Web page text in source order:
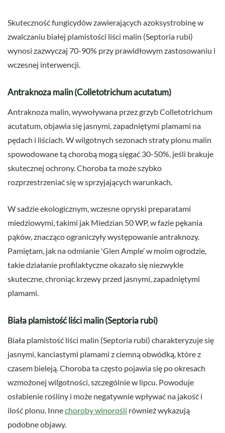
Skuteczność fungicydów zawierających azoksystrobinę w
zwalczaniu białej plamistości liści malin (Septoria rubi)
wynosi zazwyczaj 70-90% przy prawidłowym zastosowaniu i
wczesnej interwencji.
Antraknoza malin (Colletotrichum acutatum)
Antraknoza malin, wywoływana przez grzyb Colletotrichum
acutatum, objawia się jasnymi, zapadniętymi plamami na
pędach i liściach. W wilgotnych sezonach straty plonu malin
spowodowane tą chorobą mogą sięgać 30-50%, jeśli brakuje
skutecznej ochrony. Choroba ta może szybko
rozprzestrzeniać się w sprzyjających warunkach.
W sadzie ekologicznym, wczesne opryski preparatami
miedziowymi, takimi jak Miedzian 50 WP, w fazie pękania
pąków, znacząco ograniczyły występowanie antraknozy.
Pamiętam, jak na odmianie 'Glen Ample’ w moim ogrodzie,
takie działanie profilaktyczne okazało się niezwykle
skuteczne, chroniąc krzewy przed jasnymi, zapadniętymi
plamami.
Biała plamistość liści malin (Septoria rubi)
Biała plamistość liści malin (Septoria rubi) charakteryzuje się
jasnymi, kanciastymi plamami z ciemną obwódką, które z
czasem bieleją. Choroba ta często pojawia się po okresach
wzmożonej wilgotności, szczególnie w lipcu. Powoduje
osłabienie rośliny i może negatywnie wpływać na jakość i
ilość plonu. Innechoroby winorośli również wykazują
podobne objawy.